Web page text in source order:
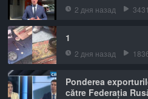
2 дня назад 3431
1
2 дня назад
Ponderea
către Federația